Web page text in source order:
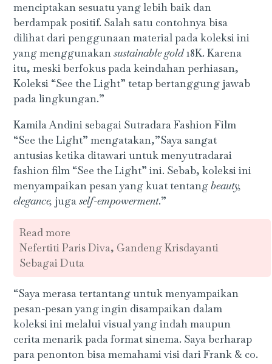
menciptakan sesuatu yang lebih baik dan
berdampak positif. Salah satu contohnya bisa
dilihat dari penggunaan material pada koleksi ini
yang menggunakansustainable gold18K. Karena
itu, meski berfokus pada keindahan perhiasan,
Koleksi “See the Light” tetap bertanggung jawab
pada lingkungan.”
Kamila Andini sebagai Sutradara Fashion Film
“See the Light” mengatakan,”Saya sangat
antusias ketika ditawari untuk menyutradarai
fashion film “See the Light” ini. Sebab, koleksi ini
menyampaikan pesan yang kuat tentangbeauty,
elegance, jugaself-empowerment.”
Read more
Nefertiti Paris Diva, Gandeng Krisdayanti
Sebagai Duta
“Saya merasa tertantang untuk menyampaikan
pesan-pesan yang ingin disampaikan dalam
koleksi ini melalui visual yang indah maupun
cerita menarik pada format sinema. Saya berharap
para penonton bisa memahami visi dari Frank & co.